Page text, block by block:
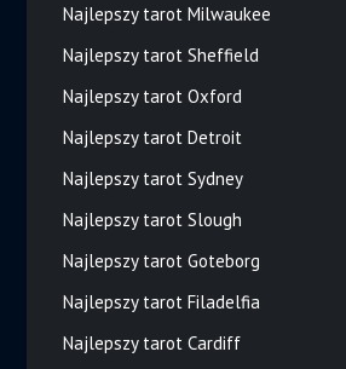
Najlepszy tarot Milwaukee
Najlepszy tarot Sheffield
Najlepszy tarot Oxford
Najlepszy tarot Detroit
Najlepszy tarot Sydney
Najlepszy tarot Slough
Najlepszy tarot Goteborg
Najlepszy tarot Filadelfia
Najlepszy tarot Cardiff